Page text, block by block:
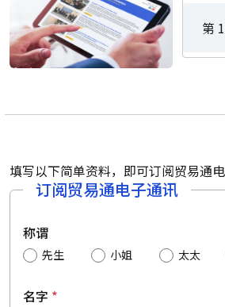
第
填写以下简单资料，即可订阅贸易通电
订阅贸易通电子通讯
称谓
先生 小姐 太太
名字